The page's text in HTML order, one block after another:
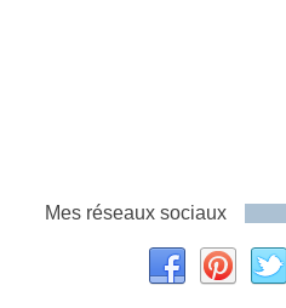
Mes réseaux sociaux